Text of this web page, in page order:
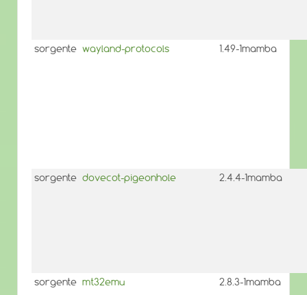
sorgente wayland-protocols 1.49-1mamba
sorgente dovecot-pigeonhole 2.4.4-1mamba
sorgente mt32emu 2.8.3-1mamba